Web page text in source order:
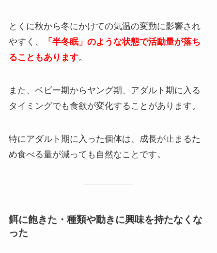
とくに秋から冬にかけての気温の変動に影響され
やすく、
「半冬眠」のような状態で活動量が落ち
ることもあります。
また、ベビー期からヤング期、アダルト期に入る
タイミングでも食欲が変化することがあります。
特にアダルト期に入った個体は、成長が止まるた
め食べる量が減っても自然なことです。
餌に飽きた・種類や動きに興味を持たなくな
った